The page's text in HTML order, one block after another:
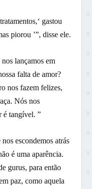
gastou
piorou ’”, disse ele.
lançamos em
falta de amor?
nos fazem felizes,
Nós nos
é tangível. ”
escondemos atrás
é uma aparência.
gurus, para então
paz, como aquela